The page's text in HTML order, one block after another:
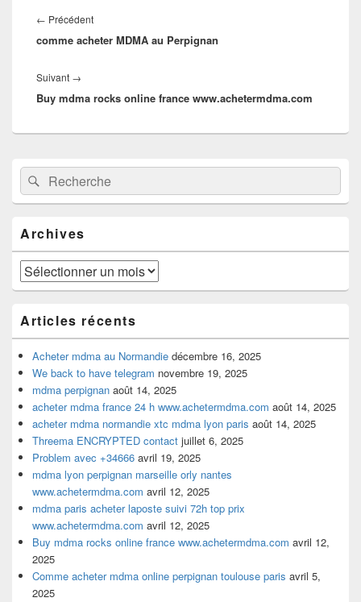
de
l’article
← PrécédentArticle
précédent :
comme acheter MDMA au Perpignan
Suivant →
suivant :
Buy mdma rocks online france www.achetermdma.com
Zone
principale
de
widget
barre
latérale
Recherche :Rechercher
Archives
Archives
Articles récents
Acheter mdma au Normandie décembre 16, 2025
We back to have telegram novembre 19, 2025
mdma perpignan août 14, 2025
acheter mdma france 24 h www.achetermdma.com août 14, 2025
acheter mdma normandie xtc mdma lyon paris août 14, 2025
Threema ENCRYPTED contact juillet 6, 2025
Problem avec +34666 avril 19, 2025
mdma lyon perpignan marseille orly nantes
www.achetermdma.com avril 12, 2025
mdma paris acheter laposte suivi 72h top prix
www.achetermdma.com avril 12, 2025
Buy mdma rocks online france www.achetermdma.com avril 12,
2025
Comme acheter mdma online perpignan toulouse paris avril 5,
2025